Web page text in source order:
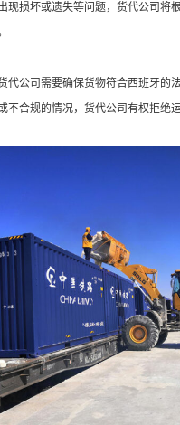
现损坏或遗失等问题，货代公司将
代公司需要确保货物符合西班牙的
不合规的情况，货代公司有权拒绝